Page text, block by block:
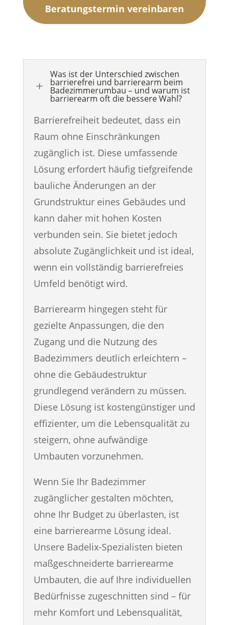
Beratungstermin vereinbaren
L
Was ist der Unterschied zwischen
barrierefrei und barrierearm beim
Badezimmerumbau – und warum ist
barrierearm oft die bessere Wahl?
Barrierefreiheit bedeutet, dass ein
Raum ohne Einschränkungen
zugänglich ist. Diese umfassende
Lösung erfordert häufig tiefgreifende
bauliche Änderungen an der
Grundstruktur eines Gebäudes und
kann daher mit hohen Kosten
verbunden sein. Sie bietet jedoch
absolute Zugänglichkeit und ist ideal,
wenn ein vollständig barrierefreies
Umfeld benötigt wird.
Barrierearm hingegen steht für
gezielte Anpassungen, die den
Zugang und die Nutzung des
Badezimmers deutlich erleichtern –
ohne die Gebäudestruktur
grundlegend verändern zu müssen.
Diese Lösung ist kostengünstiger und
effizienter, um die Lebensqualität zu
steigern, ohne aufwändige
Umbauten vorzunehmen.
Wenn Sie Ihr Badezimmer
zugänglicher gestalten möchten,
ohne Ihr Budget zu überlasten, ist
eine barrierearme Lösung ideal.
Unsere Badelix-Spezialisten bieten
maßgeschneiderte barrierearme
Umbauten, die auf Ihre individuellen
Bedürfnisse zugeschnitten sind – für
mehr Komfort und Lebensqualität,